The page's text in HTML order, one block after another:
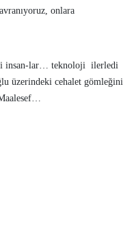
onlara
insan-lar… teknoloji ilerledi
üzerindeki cehalet gömleğini